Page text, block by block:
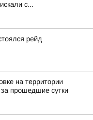
с...
рейд
на территории
прошедшие сутки